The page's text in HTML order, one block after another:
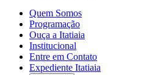
Quem Somos
Programação
Ouça a Itatiaia
Institucional
Entre em Contato
Expediente Itatiaia